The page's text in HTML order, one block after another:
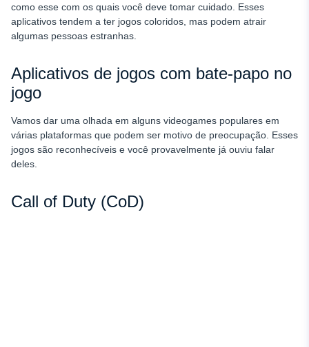
como esse com os quais você deve tomar cuidado. Esses
aplicativos tendem a ter jogos coloridos, mas podem atrair
algumas pessoas estranhas.
Aplicativos de jogos com bate-papo no
jogo
Vamos dar uma olhada em alguns videogames populares em
várias plataformas que podem ser motivo de preocupação. Esses
jogos são reconhecíveis e você provavelmente já ouviu falar
deles.
Call of Duty (CoD)